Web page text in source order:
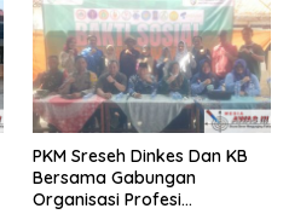
PKM Sreseh Dinkes Dan KB
Bersama Gabungan
Organisasi Profesi